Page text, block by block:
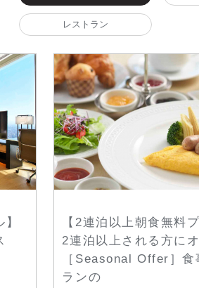
レストラン
【2連泊以上朝食無料
2連泊以上される方に
［Seasonal Offer］食
ランの